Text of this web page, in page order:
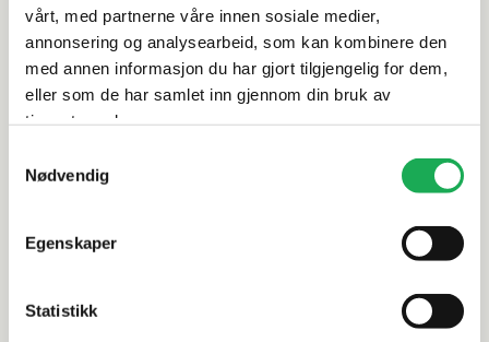
vårt, med partnerne våre innen sosiale medier,
annonsering og analysearbeid, som kan kombinere den
med annen informasjon du har gjort tilgjengelig for dem,
eller som de har samlet inn gjennom din bruk av
tjenestene deres.
Nødvendig
Egenskaper
Statistikk
Dokumentasjon
FEEL 60 Speil m/LED lysskinne
INR
LINN BAD